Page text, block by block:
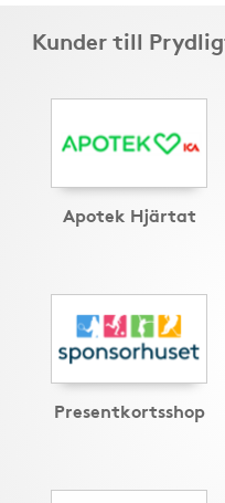
Kunder till
Apotek Hjärtat
Presentkortsshop